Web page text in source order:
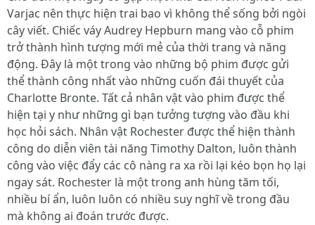
Varjac nên thực hiện trai bao vì không thể sống bởi ngòi
cây viết. Chiếc váy Audrey Hepburn mang vào cỗ phim
trở thành hình tượng mới mẻ của thời trang và năng
động. Đây là một trong vào những bộ phim được gửi
thể thành công nhất vào những cuốn đái thuyết của
Charlotte Bronte. Tất cả nhân vật vào phim được thể
hiện tại y như những gì bạn tưởng tượng vào đầu khi
học hỏi sách. Nhân vật Rochester được thể hiện thành
công do diễn viên tài năng Timothy Dalton, luôn thành
công vào việc đẩy các cô nàng ra xa rồi lại kéo bọn họ lại
ngay sát. Rochester là một trong anh hùng tăm tối,
nhiều bí ẩn, luôn luôn có nhiều suy nghĩ về trong đầu
mà không ai đoán trước được.